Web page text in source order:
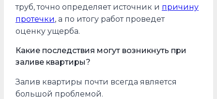
труб, точно определяет источник и причину
протечки, а по итогу работ проведет
оценку ущерба.
Какие последствия могут возникнуть при
заливе квартиры?
Залив квартиры почти всегда является
большой проблемой.